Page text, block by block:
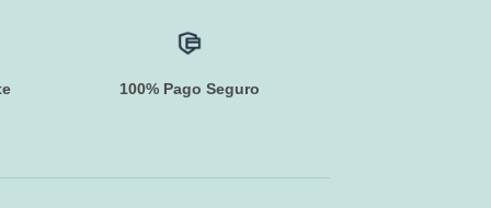
100% Pago Seguro